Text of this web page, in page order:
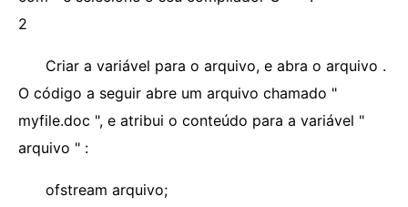
2
Criar a variável para o arquivo, e abra o arquivo .
O código a seguir abre um arquivo chamado "
myfile.doc ", e atribui o conteúdo para a variável "
arquivo " :
ofstream arquivo;